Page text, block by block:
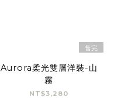
售完
Aurora柔光雙層洋裝-山
霧
NT$3,280